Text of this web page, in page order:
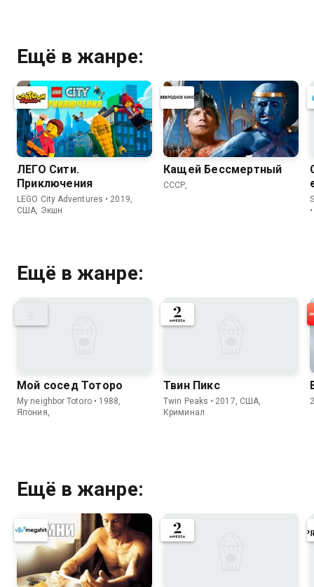
Ещё в жанре:
ЛЕГО Сити.
Приключения
LEGO City Adventures • 2019,
США, Экшн
Кащей Бессмертный
СССР,
Ещё в жанре:
Мой сосед Тоторо
My neighbor Totoro • 1988,
Япония,
Твин Пикс
Twin Peaks • 2017, США,
Криминал
Ещё в жанре: